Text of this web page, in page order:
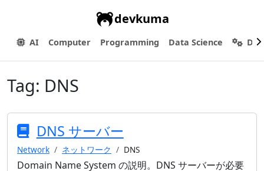
devkuma
AI Computer Programming Data Science
Tag: DNS
DNS サーバー
Network ネットワーク DNS
Domain Name System の説明。DNS サーバーが必要